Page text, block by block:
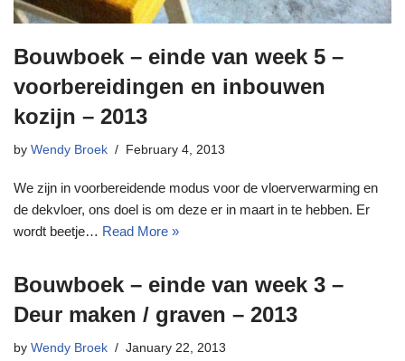
Bouwboek – einde van week 5 –
voorbereidingen en inbouwen
kozijn – 2013
by Wendy Broek February 4, 2013
We zijn in voorbereidende modus voor de vloerverwarming en
de dekvloer, ons doel is om deze er in maart in te hebben. Er
wordt beetje… Read More »
Bouwboek – einde van week 3 –
Deur maken / graven – 2013
by Wendy Broek January 22, 2013